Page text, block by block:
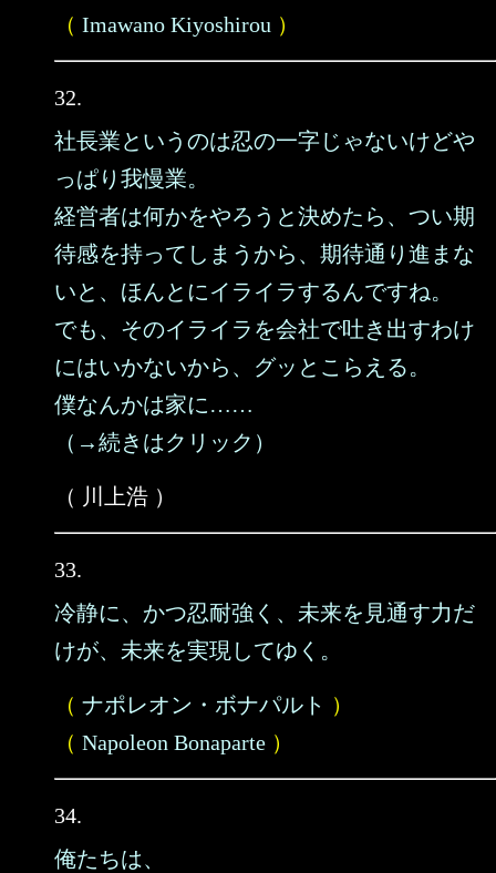
（ Imawano Kiyoshirou ）
32.
社長業というのは忍の一字じゃないけどや
っぱり我慢業。
経営者は何かをやろうと決めたら、つい期
待感を持ってしまうから、期待通り進まな
いと、ほんとにイライラするんですね。
でも、そのイライラを会社で吐き出すわけ
にはいかないから、グッとこらえる。
僕なんかは家に……
（→続きはクリック）
（ 川上浩 ）
33.
冷静に、かつ忍耐強く、未来を見通す力だ
けが、未来を実現してゆく。
（ ナポレオン・ボナパルト ）
（ Napoleon Bonaparte ）
34.
俺たちは、